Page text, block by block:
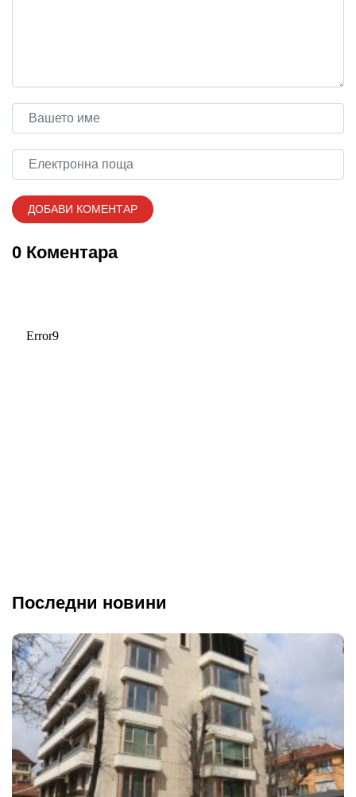
0 Коментара
Последни новини